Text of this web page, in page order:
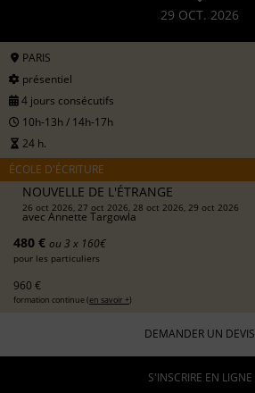
29 OCT. 2026
PARIS
présentiel
4 jours consécutifs
10h-13h / 14h-17h
24 h.
ÉCOLE D'ÉCRITURE
NOUVELLE DE L'ÉTRANGE
26 oct 2026, 27 oct 2026, 28 oct 2026, 29 oct 2026
avec Annette Targowla
480 € ou 3 x 160€
pour les particuliers
960 €
formation continue (en savoir +)
DEMANDER UN DEVIS
S'INSCRIRE EN LIGNE